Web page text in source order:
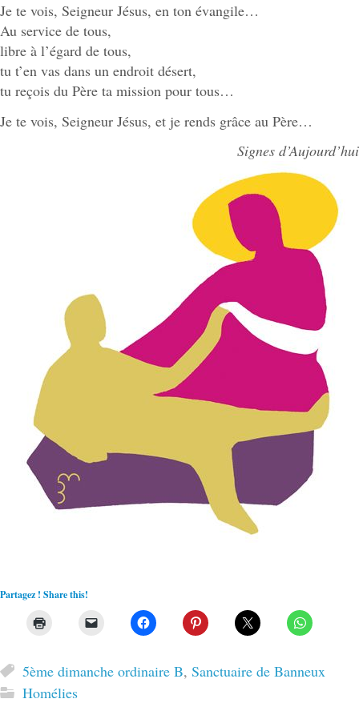
Je te vois, Seigneur Jésus, en ton évangile…
Au service de tous,
libre à l’égard de tous,
tu t’en vas dans un endroit désert,
tu reçois du Père ta mission pour tous…
Je te vois, Seigneur Jésus, et je rends grâce au Père…
Signes d’Aujourd’hui
Partagez ! Share this!
5ème dimanche ordinaire B, Sanctuaire de Banneux
Homélies